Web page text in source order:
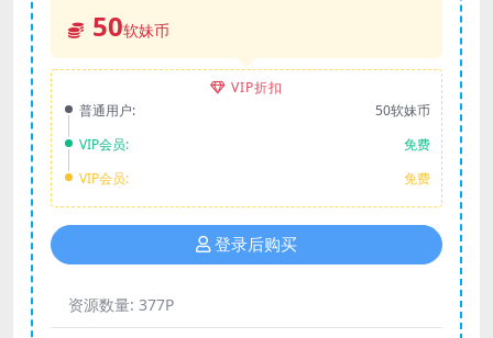
50软妹币
VIP折扣
普通用户:
50软妹币
VIP会员:
免费
VIP会员:
免费
登录后购买
资源数量: 377P